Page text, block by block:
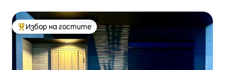
матрака
Най-популярен избор на гостите
Избор на гостите